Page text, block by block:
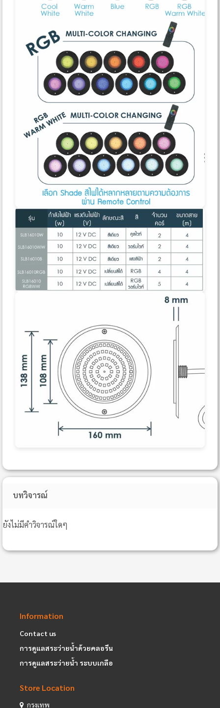
บทวิจารณ์
ยังไม่มีคำวิจารณ์ใดๆ
Information
Contact us
การดูแลสระว่ายน้ำด้วยคลอรีน
การดูแลสระว่ายน้ำ ระบบเกลือ
Store Location
กรุงเทพ